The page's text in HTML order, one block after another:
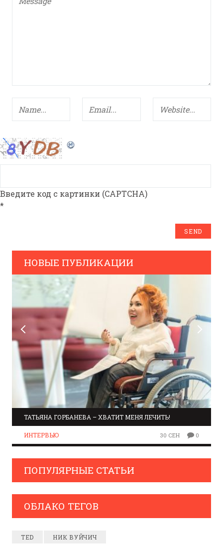
Введите код с картинки (CAPTCHA)
*
НОВЫЕ ПУБЛИКАЦИИ
ТАТЬЯНА ГОРБАНЕВА – ХВАТИТ МЕНЯ ЛЕЧИТЬ!
ИНТЕРВЬЮ 30 СЕН 0
ПОПУЛЯРНЫЕ СТАТЬИ
ОБЛАКО ТЕГОВ
TED
НИК ВУЙЧИЧ